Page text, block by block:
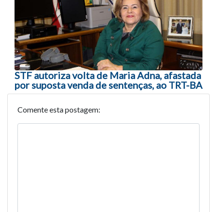
STF autoriza volta de Maria Adna, afastada
por suposta venda de sentenças, ao TRT-BA
Comente esta postagem: